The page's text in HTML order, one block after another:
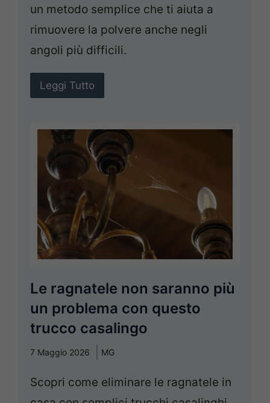
un metodo semplice che ti aiuta a
rimuovere la polvere anche negli
angoli più difficili.
Leggi Tutto
Le ragnatele non saranno più
un problema con questo
trucco casalingo
7 Maggio 2026 MG
Scopri come eliminare le ragnatele in